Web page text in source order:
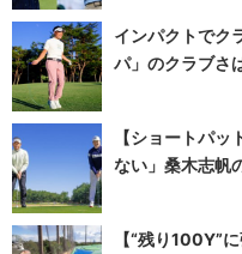
インパクトでク
パ」のクラブさ
【ショートパ
ない」桑木志帆
【“残り100Y”